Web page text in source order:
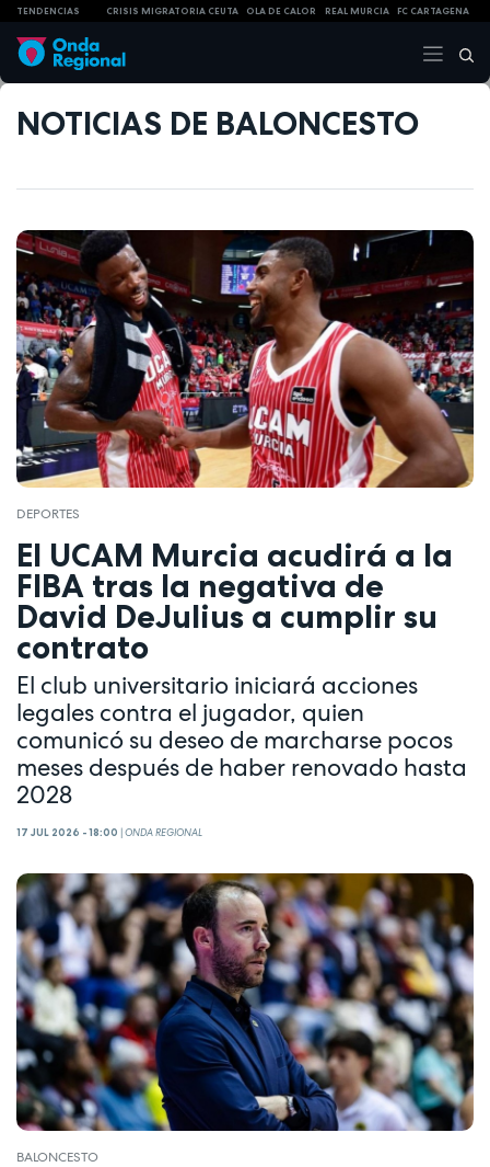
TENDENCIAS CRISIS MIGRATORIA CEUTA OLA DE CALOR REAL MURCIA FC CARTAGENA
NOTICIAS DE BALONCESTO
DEPORTES
El UCAM Murcia acudirá a la
FIBA tras la negativa de
David DeJulius a cumplir su
contrato
El club universitario iniciará acciones
legales contra el jugador, quien
comunicó su deseo de marcharse pocos
meses después de haber renovado hasta
2028
17 JUL 2026 - 18:00 |ONDA REGIONAL
BALONCESTO